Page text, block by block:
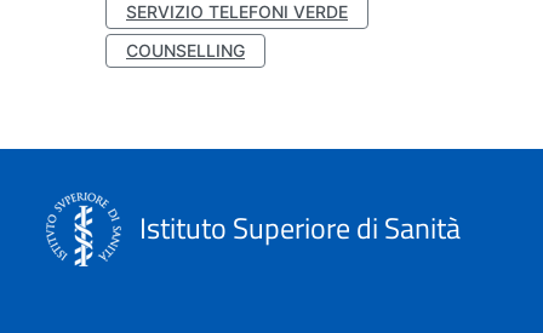
SERVIZIO TELEFONI VERDE
COUNSELLING
Istituto Superiore di Sanità